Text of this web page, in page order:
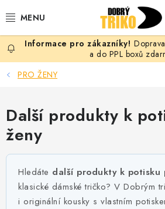
na
PRO ŽENY
PRO MUŽE
PRO DĚTI
DOPLŇKY
PRO PÁRY
VLASTNÍ MOTIV
a do PPL boxů
PRO ŽENY
Další produkty k
ženy
Hledáte další produkty k potisku
klasické dámské tričko? V Dobrým
i originální kousky s vlastním